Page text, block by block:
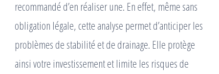
recommandé d’en réaliser une. En effet, même sans
obligation légale, cette analyse permet d’anticiper les
problèmes de stabilité et de drainage. Elle protège
ainsi votre investissement et limite les risques de